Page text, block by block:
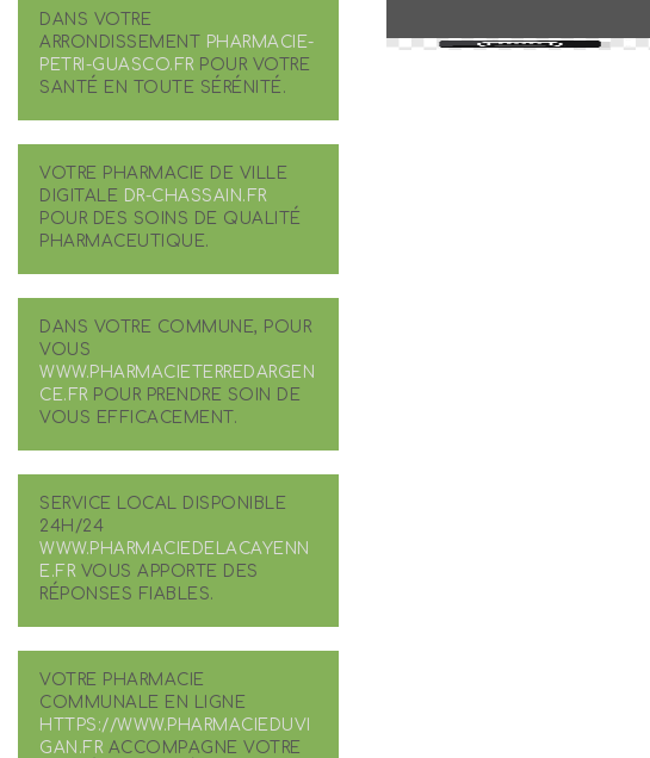
DANS VOTRE
ARRONDISSEMENT PHARMACIE-
PETRI-GUASCO.FRPOUR VOTRE
SANTÉ EN TOUTE SÉRÉNITÉ.
VOTRE PHARMACIE DE VILLE
DIGITALE DR-CHASSAIN.FR
POUR DES SOINS DE QUALITÉ
PHARMACEUTIQUE.
DANS VOTRE COMMUNE, POUR
VOUS
WWW.PHARMACIETERREDARGEN
CE.FRPOUR PRENDRE SOIN DE
VOUS EFFICACEMENT.
SERVICE LOCAL DISPONIBLE
24H/24
WWW.PHARMACIEDELACAYENN
E.FRVOUS APPORTE DES
RÉPONSES FIABLES.
VOTRE PHARMACIE
COMMUNALE EN LIGNE
HTTPS://WWW.PHARMACIEDUVI
GAN.FRACCOMPAGNE VOTRE